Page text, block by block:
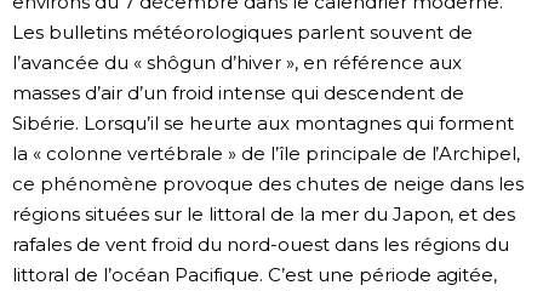
Vidéos
Tokyo
Les bulletins météorologiques parlent souvent de
l’avancée du « shôgun d’hiver », en référence aux
masses d’air d’un froid intense qui descendent de
Sibérie. Lorsqu’il se heurte aux montagnes qui forment
la « colonne vertébrale » de l’île principale de l’Archipel,
ce phénomène provoque des chutes de neige dans les
régions situées sur le littoral de la mer du Japon, et des
rafales de vent froid du nord-ouest dans les régions du
littoral de l’océan Pacifique. C’est une période agitée,